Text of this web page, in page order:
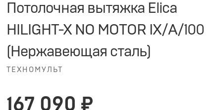
Потолочная вытяжка Elica
HILIGHT-X NO MOTOR IX/A/100
(Нержавеющая сталь)
ТЕХНОМУЛЬТ
167 090 ₽